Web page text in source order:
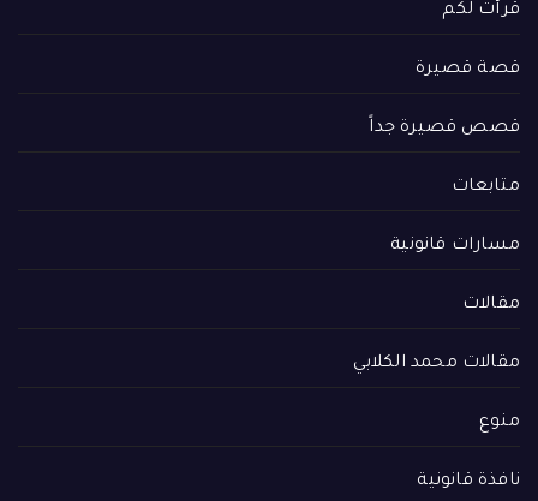
قرأت لكم
قصة قصيرة
قصص قصيرة جداً
متابعات
مسارات قانونية
مقالات
مقالات محمد الكلابي
منوع
نافذة قانونية